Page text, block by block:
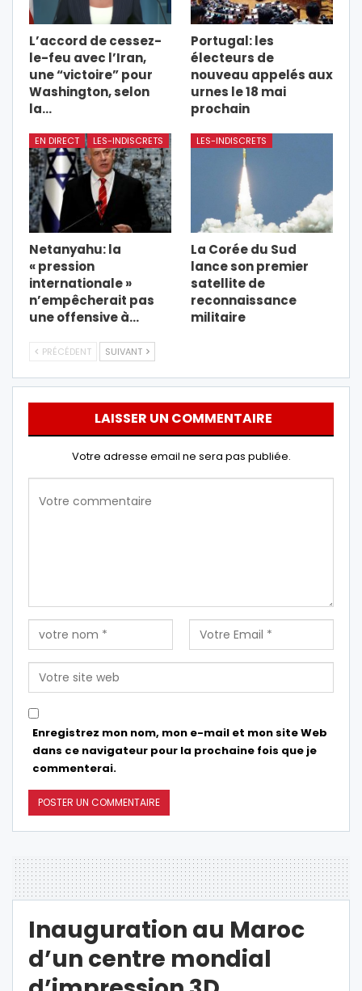
L’accord de cessez-
le-feu avec l’Iran,
une “victoire” pour
Washington, selon
la…
Portugal: les
électeurs de
nouveau appelés aux
urnes le 18 mai
prochain
EN DIRECT LES-INDISCRETS
Netanyahu: la
« pression
internationale »
n’empêcherait pas
une offensive à…
LES-INDISCRETS
La Corée du Sud
lance son premier
satellite de
reconnaissance
militaire
PRÉCÉDENT SUIVANT
LAISSER UN COMMENTAIRE
Votre adresse email ne sera pas publiée.
Enregistrez mon nom, mon e-mail et mon site Web
dans ce navigateur pour la prochaine fois que je
commenterai.
Inauguration au Maroc
d’un centre mondial